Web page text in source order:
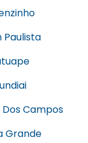
Paulista
Campos
Grande